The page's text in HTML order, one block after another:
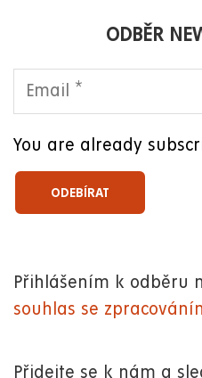
ODBĚR
You are already
Přihlášením k odběru
souhlas se
Přidejte se k nám a